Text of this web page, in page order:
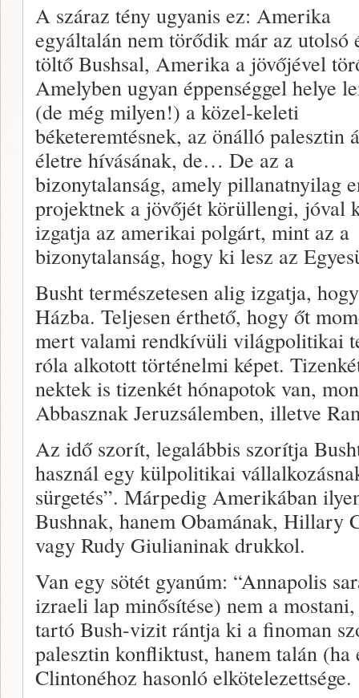
A száraz tény ugyanis ez: Amerika
egyáltalán nem törődik már az utolsó
töltő Bushsal, Amerika a jövőjével
Amelyben ugyan éppenséggel helye
(de még milyen!) a közel-keleti
béketeremtésnek, az önálló palesztin
életre hívásának, de… De az a
bizonytalanság, amely pillanatnyilag
projektnek a jövőjét körüllengi, jóval
izgatja az amerikai polgárt, mint az a
bizonytalanság, hogy ki lesz az
Busht természetesen alig izgatja,
Házba. Teljesen érthető, hogy őt
mert valami rendkívüli világpolitikai
róla alkotott történelmi képet.
nektek is tizenkét hónapotok van,
Abbasznak Jeruzsálemben, illetve
Az idő szorít, legalábbis szorítja
használ egy külpolitikai
sürgetés”. Márpedig Amerikában
Bushnak, hanem Obamának, Hillary
vagy Rudy Giulianinak drukkol.
Van egy sötét gyanúm: “Annapolis
izraeli lap minősítése) nem a
tartó Bush-vizit rántja ki a finoman
palesztin konfliktust, hanem talán
Clintonéhoz hasonló elkötelezettsége.